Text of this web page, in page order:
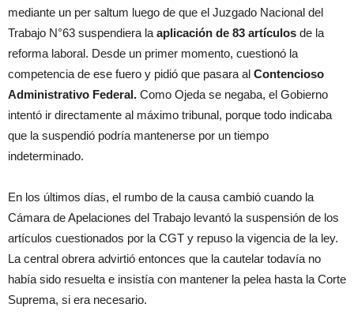
mediante un per saltum luego de que el Juzgado Nacional del
Trabajo N°63 suspendiera la aplicación de 83 artículos de la
reforma laboral. Desde un primer momento, cuestionó la
competencia de ese fuero y pidió que pasara al Contencioso
Administrativo Federal. Como Ojeda se negaba, el Gobierno
intentó ir directamente al máximo tribunal, porque todo indicaba
que la suspendió podría mantenerse por un tiempo
indeterminado.
En los últimos días, el rumbo de la causa cambió cuando la
Cámara de Apelaciones del Trabajo levantó la suspensión de los
artículos cuestionados por la CGT y repuso la vigencia de la ley.
La central obrera advirtió entonces que la cautelar todavía no
había sido resuelta e insistía con mantener la pelea hasta la Corte
Suprema, si era necesario.